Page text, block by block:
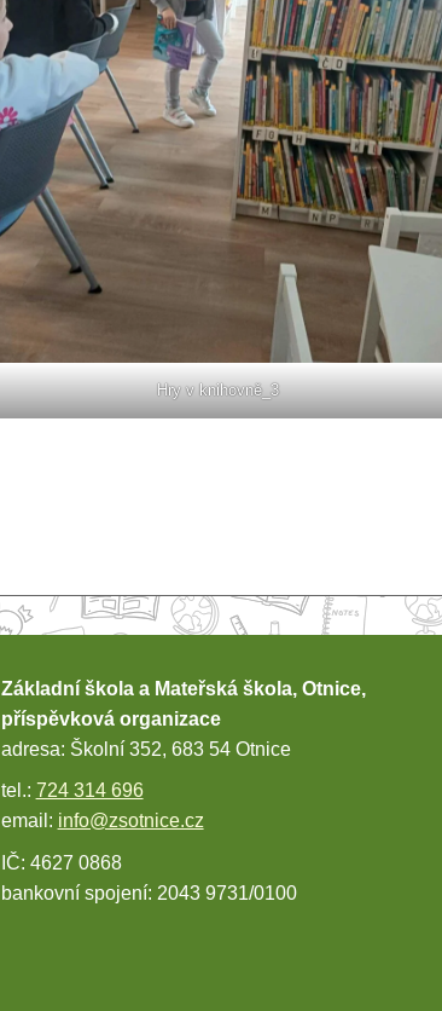
Hry v knihovně_3
Základní škola a Mateřská škola, Otnice,
příspěvková organizace
adresa: Školní 352, 683 54 Otnice
tel.: 724 314 696
email: info@zsotnice.cz
IČ: 4627 0868
bankovní spojení: 2043 9731/0100